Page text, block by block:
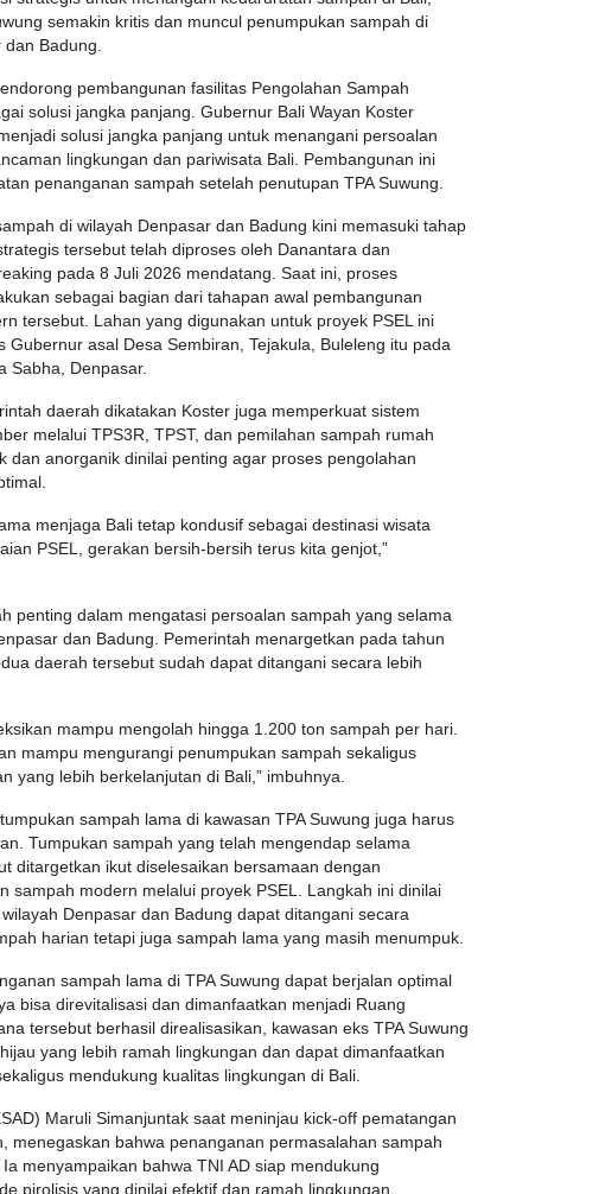
semakin kritis dan muncul penumpukan sampah di
dan Badung.
pembangunan fasilitas Pengolahan Sampah
solusi jangka panjang. Gubernur Bali Wayan Koster
solusi jangka panjang untuk menangani persoalan
lingkungan dan pariwisata Bali. Pembangunan ini
penanganan sampah setelah penutupan TPA Suwung.
di wilayah Denpasar dan Badung kini memasuki tahap
tersebut telah diproses oleh Danantara dan
pada 8 Juli 2026 mendatang. Saat ini, proses
sebagai bagian dari tahapan awal pembangunan
tersebut. Lahan yang digunakan untuk proyek PSEL ini
Gubernur asal Desa Sembiran, Tejakula, Buleleng itu pada
Sabha, Denpasar.
daerah dikatakan Koster juga memperkuat sistem
melalui TPS3R, TPST, dan pemilahan sampah rumah
dan anorganik dinilai penting agar proses pengolahan
menjaga Bali tetap kondusif sebagai destinasi wisata
PSEL, gerakan bersih-bersih terus kita genjot,”
penting dalam mengatasi persoalan sampah yang selama
dan Badung. Pemerintah menargetkan pada tahun
daerah tersebut sudah dapat ditangani secara lebih
mampu mengolah hingga 1.200 ton sampah per hari.
mampu mengurangi penumpukan sampah sekaligus
yang lebih berkelanjutan di Bali,” imbuhnya.
sampah lama di kawasan TPA Suwung juga harus
Tumpukan sampah yang telah mengendap selama
ditargetkan ikut diselesaikan bersamaan dengan
sampah modern melalui proyek PSEL. Langkah ini dinilai
Denpasar dan Badung dapat ditangani secara
harian tetapi juga sampah lama yang masih menumpuk.
sampah lama di TPA Suwung dapat berjalan optimal
bisa direvitalisasi dan dimanfaatkan menjadi Ruang
tersebut berhasil direalisasikan, kawasan eks TPA Suwung
yang lebih ramah lingkungan dan dapat dimanfaatkan
mendukung kualitas lingkungan di Bali.
Maruli Simanjuntak saat meninjau kick-off pematangan
menegaskan bahwa penanganan permasalahan sampah
menyampaikan bahwa TNI AD siap mendukung
pirolisis yang dinilai efektif dan ramah lingkungan.